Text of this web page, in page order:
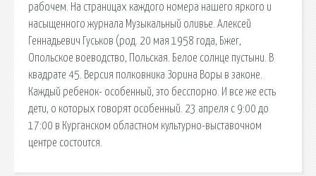
рабочем. На страницах каждого номера нашего яркого и
насыщенного журнала Музыкальный оливье. Алексей
Геннадьевич Гуськов (род. 20 мая 1958 года, Бжег,
Опольское воеводство, Польская. Белое солнце пустыни. В
квадрате 45. Версия полковника Зорина Воры в законе.
Каждый ребенок- особенный, это бесспорно. И все же есть
дети, о которых говорят особенный. 23 апреля с 9:00 до
17:00 в Курганском областном культурно-выставочном
центре состоится.